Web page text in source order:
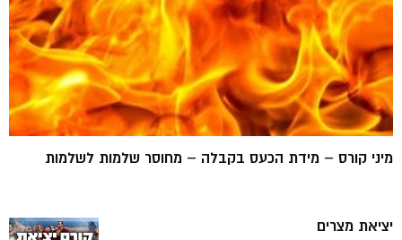
מיני קורס – מידת הכעס בקבלה – מחוסר שלמות לשלמות
יציאת מצרים